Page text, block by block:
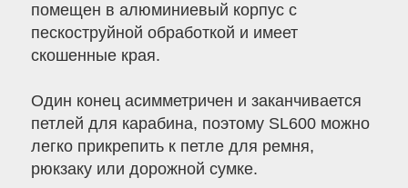
помещен в алюминиевый корпус с
пескоструйной обработкой и имеет
скошенные края.
Один конец асимметричен и заканчивается
петлей для карабина, поэтому SL600 можно
легко прикрепить к петле для ремня,
рюкзаку или дорожной сумке.